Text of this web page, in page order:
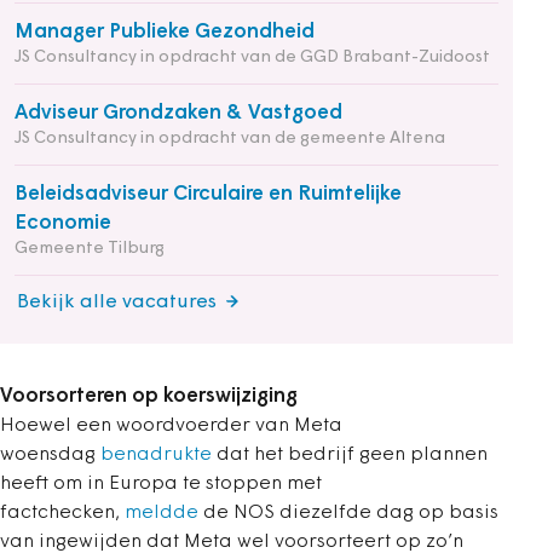
Manager Publieke Gezondheid
JS Consultancy in opdracht van de GGD Brabant-Zuidoost
Adviseur Grondzaken & Vastgoed
JS Consultancy in opdracht van de gemeente Altena
Beleidsadviseur Circulaire en Ruimtelijke
Economie
Gemeente Tilburg
Bekijk alle vacatures
Voorsorteren op koerswijziging
Hoewel een woordvoerder van Meta
woensdag benadrukte dat het bedrijf geen plannen
heeft om in Europa te stoppen met
factchecken, meldde de NOS diezelfde dag op basis
van ingewijden dat Meta wel voorsorteert op zo’n